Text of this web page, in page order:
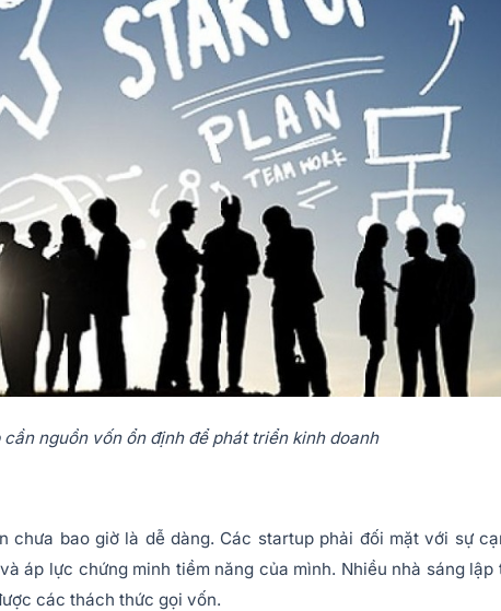
nguồn vốn ổn định để phát triển kinh doanh
bao giờ là dễ dàng. Các startup phải đối mặt với sự
áp lực chứng minh tiềm năng của mình. Nhiều nhà sáng lập
các thách thức gọi vốn.